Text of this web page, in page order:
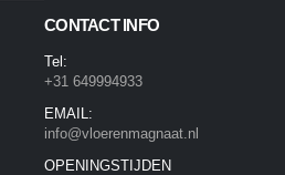
CONTACT INFO
Tel:
+31 649994933
EMAIL:
info@vloerenmagnaat.nl
OPENINGSTIJDEN